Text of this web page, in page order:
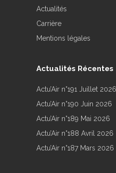
Actualités
Carrière
Mentions légales
Actualités Récentes
Actu’Air n°191 Juillet 2026
Actu’Air n°190 Juin 2026
Actu’Air n°189 Mai 2026
Actu’Air n°188 Avril 2026
Actu’Air n°187 Mars 2026